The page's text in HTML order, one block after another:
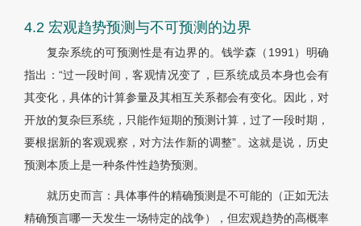
4.2 宏观趋势预测与不可预测的边界
复杂系统的可预测性是有边界的。钱学森（1991）明确
指出：“过一段时间，客观情况变了，巨系统成员本身也会有
其变化，具体的计算参量及其相互关系都会有变化。因此，对
开放的复杂巨系统，只能作短期的预测计算，过了一段时期，
要根据新的客观观察，对方法作新的调整”。这就是说，历史
预测本质上是一种条件性趋势预测。
就历史而言：具体事件的精确预测是不可能的（正如无法
精确预言哪一天发生一场特定的战争），但宏观趋势的高概率